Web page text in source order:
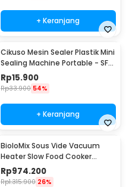
+ Keranjang
Cikuso Mesin Sealer Plastik Mini
Sealing Machine Portable - SF-
301
Rp15.900
Rp33.900 54%
+ Keranjang
BioloMix Sous Vide Vacuum
Heater Slow Food Cooker
1200W - SV-8008
Rp974.200
Rp1.315.900 26%